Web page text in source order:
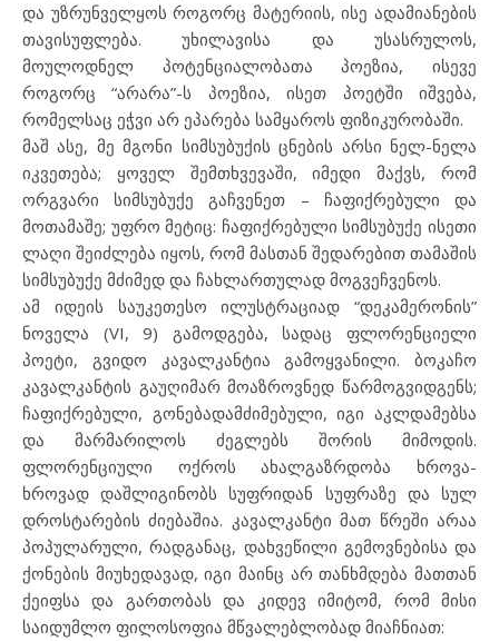
და უზრუნველყოს როგორც მატერიის, ისე ადამიანების
თავისუფლება. უხილავისა და უსასრულოს,
მოულოდნელ პოტენციალობათა პოეზია, ისევე
როგორც “არარა”-ს პოეზია, ისეთ პოეტში იშვება,
რომელსაც ეჭვი არ ეპარება სამყაროს ფიზიკურობაში.
მაშ ასე, მე მგონი სიმსუბუქის ცნების არსი ნელ-ნელა
იკვეთება; ყოველ შემთხვევაში, იმედი მაქვს, რომ
ორგვარი სიმსუბუქე გაჩვენეთ – ჩაფიქრებული და
მოთამაშე; უფრო მეტიც: ჩაფიქრებული სიმსუბუქე ისეთი
ლაღი შეიძლება იყოს, რომ მასთან შედარებით თამაშის
სიმსუბუქე მძიმედ და ჩახლართულად მოგვეჩვენოს.
ამ იდეის საუკეთესო ილუსტრაციად “დეკამერონის”
ნოველა (VI, 9) გამოდგება, სადაც ფლორენციელი
პოეტი, გვიდო კავალკანტია გამოყვანილი. ბოკაჩო
კავალკანტის გაუღიმარ მოაზროვნედ წარმოგვიდგენს;
ჩაფიქრებული, გონებადამძიმებული, იგი აკლდამებსა
და მარმარილოს ძეგლებს შორის მიმოდის.
ფლორენციული ოქროს ახალგაზრდობა ხროვა-
ხროვად დაშლიგინობს სუფრიდან სუფრაზე და სულ
დროსტარების ძიებაშია. კავალკანტი მათ წრეში არაა
პოპულარული, რადგანაც, დახვეწილი გემოვნებისა და
ქონების მიუხედავად, იგი მაინც არ თანხმდება მათთან
ქეიფსა და გართობას და კიდევ იმიტომ, რომ მისი
საიდუმლო ფილოსოფია მწვალებლობად მიაჩნიათ: